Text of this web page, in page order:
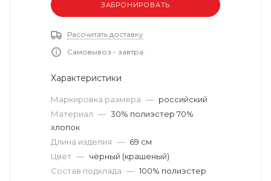
ЗАБРОНИРОВАТЬ
Рассчитать доставку
Самовывоз - завтра.
Характеристики
Маркировка размера — российский
Материал — 30% полиэстер 70%
хлопок
Длина изделия — 69 см
Цвет — чёрный (крашеный)
Состав подклада — 100% полиэстер